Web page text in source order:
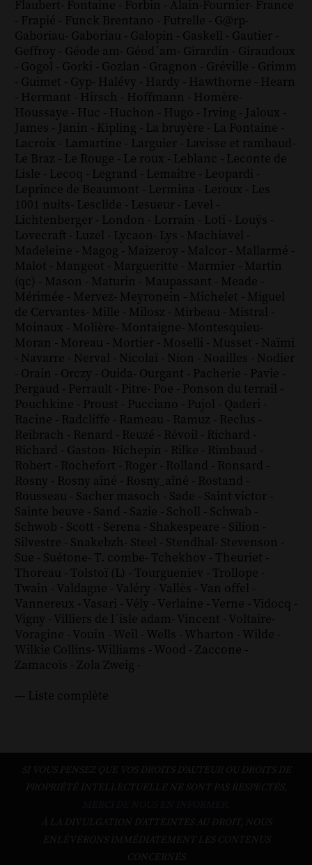
Flaubert- Fontaine - Forbin - Alain-Fournier- France
- Frapié - Funck Brentano - Futrelle - G@rp-
Gaboriau- Gaboriau - Galopin - Gaskell - Gautier -
Geffroy - Géode am- Géod´am- Girardin - Giraudoux
- Gogol - Gorki - Gozlan - Gragnon - Gréville - Grimm
- Guimet - Gyp- Halévy - Hardy - Hawthorne - Hearn
- Hermant - Hirsch - Hoffmann - Homère-
Houssaye - Huc - Huchon - Hugo - Irving - Jaloux -
James - Janin - Kipling - La bruyère - La Fontaine -
Lacroix - Lamartine - Larguier - Lavisse et rambaud-
Le Braz - Le Rouge - Le roux - Leblanc - Leconte de
Lisle - Lecoq - Legrand - Lemaître - Leopardi -
Leprince de Beaumont - Lermina - Leroux - Les
1001 nuits- Lesclide - Lesueur - Level -
Lichtenberger - London - Lorrain - Loti - Louÿs -
Lovecraft - Luzel - Lycaon- Lys - Machiavel -
Madeleine - Magog - Maizeroy - Malcor - Mallarmé -
Malot - Mangeot - Margueritte - Marmier - Martin
(qc) - Mason - Maturin - Maupassant - Meade -
Mérimée - Mervez- Meyronein - Michelet - Miguel
de Cervantes- Mille - Milosz - Mirbeau - Mistral -
Moinaux - Molière- Montaigne- Montesquieu-
Moran - Moreau - Mortier - Moselli - Musset - Naïmi
- Navarre - Nerval - Nicolaï - Nion - Noailles - Nodier
- Orain - Orczy - Ouida- Ourgant - Pacherie - Pavie -
Pergaud - Perrault - Pitre- Poe - Ponson du terrail -
Pouchkine - Proust - Pucciano - Pujol - Qaderi -
Racine - Radcliffe - Rameau - Ramuz - Reclus -
Reibrach - Renard - Reuzé - Révoil - Richard -
Richard - Gaston- Richepin - Rilke - Rimbaud -
Robert - Rochefort - Roger - Rolland - Ronsard -
Rosny - Rosny aîné - Rosny_aîné - Rostand -
Rousseau - Sacher masoch - Sade - Saint victor -
Sainte beuve - Sand - Sazie - Scholl - Schwab -
Schwob - Scott - Serena - Shakespeare - Silion -
Silvestre - Snakebzh- Steel - Stendhal- Stevenson -
Sue - Suétone- T. combe- Tchekhov - Theuriet -
Thoreau - Tolstoï (L) - Tourgueniev - Trollope -
Twain - Valdagne - Valéry - Vallès - Van offel -
Vannereux - Vasari - Vély - Verlaine - Verne - Vidocq -
Vigny - Villiers de l´isle adam- Vincent - Voltaire-
Voragine - Vouin - Weil - Wells - Wharton - Wilde -
Wilkie Collins- Williams - Wood - Zaccone -
Zamacoïs - Zola Zweig -
--- Liste complète